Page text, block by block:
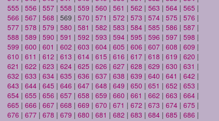
555 | 556 | 557 | 558 | 559 | 560 | 561 | 562 | 563 | 564 | 565 |
566 | 567 | 568 | 569 | 570 | 571 | 572 | 573 | 574 | 575 | 576 |
577 | 578 | 579 | 580 | 581 | 582 | 583 | 584 | 585 | 586 | 587 |
588 | 589 | 590 | 591 | 592 | 593 | 594 | 595 | 596 | 597 | 598 |
599 | 600 | 601 | 602 | 603 | 604 | 605 | 606 | 607 | 608 | 609 |
610 | 611 | 612 | 613 | 614 | 615 | 616 | 617 | 618 | 619 | 620 |
621 | 622 | 623 | 624 | 625 | 626 | 627 | 628 | 629 | 630 | 631 |
632 | 633 | 634 | 635 | 636 | 637 | 638 | 639 | 640 | 641 | 642 |
643 | 644 | 645 | 646 | 647 | 648 | 649 | 650 | 651 | 652 | 653 |
654 | 655 | 656 | 657 | 658 | 659 | 660 | 661 | 662 | 663 | 664 |
665 | 666 | 667 | 668 | 669 | 670 | 671 | 672 | 673 | 674 | 675 |
676 | 677 | 678 | 679 | 680 | 681 | 682 | 683 | 684 | 685 | 686 |